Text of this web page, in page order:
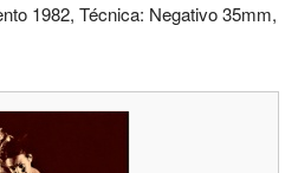
1982, Técnica: Negativo 35mm,